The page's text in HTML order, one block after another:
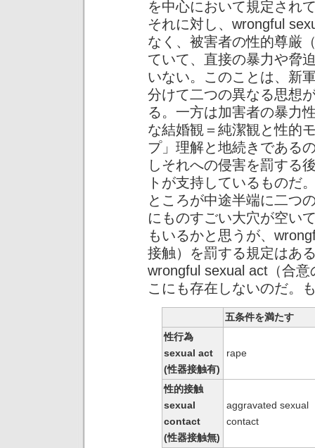
を中心において規定され
それに対し、wrongful
なく、被害者の性的尊厳
ていて、直接の暴力や脅
いない。このことは、新
分けて二つの異なる思想
る。一方は加害者の暴力
な結婚観＝純潔観と性的
プ」理解と地続きである
しそれへの侵害を罰する
トが支持しているものだ
ところが中途半端に二つ
にものすごい大穴が空い
もいるかと思うが、
接触）を罰する規定はあ
wrongful sexual act（合
こにも存在しないのだ。
五条件を満たす
性行為
sexual act
(性器接触有)
rape
性的接触
sexual
contact
(性器接触無)
aggravated sexual
contact